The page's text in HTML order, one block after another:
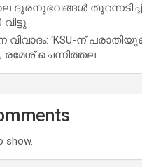
ദുരനുഭവങ്ങള്‍
വിട്ടു
‘KSU-ന്
രമേശ് ചെന്നിത്തല
show.